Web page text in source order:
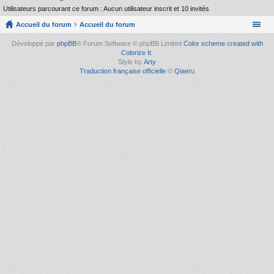
Utilisateurs parcourant ce forum : Aucun utilisateur inscrit et 10 invités
Accueil du forum Accueil du forum
Développé par phpBB® Forum Software © phpBB Limited Color scheme created with
Colorize It.
Style by Arty
Traduction française officielle © Qiaeru